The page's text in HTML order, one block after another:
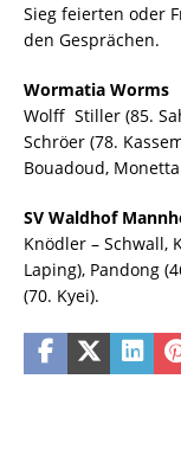
Sieg feierten oder
den Gesprächen.
Wormatia Worms
Wolff  Stiller (85.
Schröer (78.
Bouadoud,
SV Waldhof
Knödler – Schwall,
Laping), Pandong
(70. Kyei).